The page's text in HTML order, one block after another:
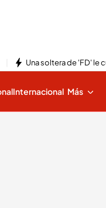
Una soltera de 'FD' le
Internacional Más